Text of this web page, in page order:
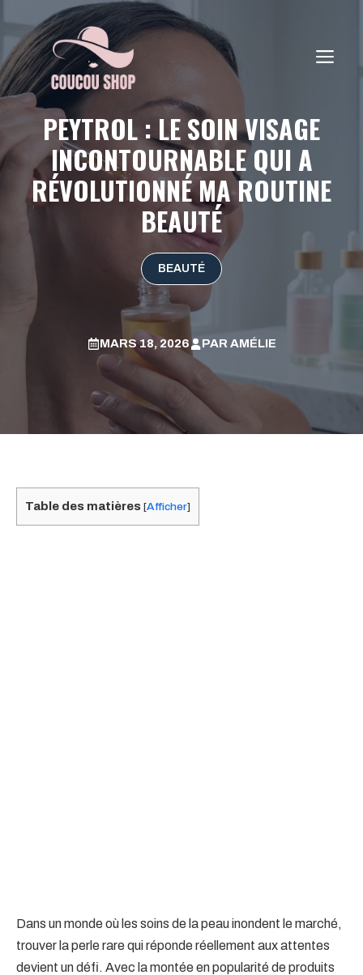
contenu
PEYTROL : LE SOIN VISAGE
INCONTOURNABLE QUI A
RÉVOLUTIONNÉ MA ROUTINE
BEAUTÉ
BEAUTÉ
MARS 18, 2026 PAR AMÉLIE
Table des matières [Afficher]
Dans un monde où les soins de la peau inondent le marché,
trouver la perle rare qui réponde réellement aux attentes
devient un défi. Avec la montée en popularité de produits